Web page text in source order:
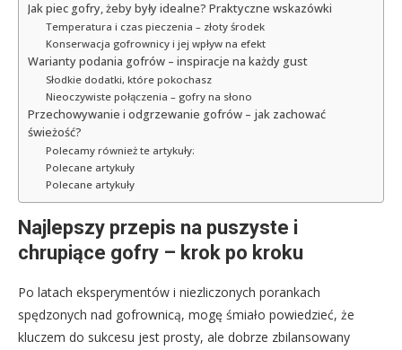
Jak piec gofry, żeby były idealne? Praktyczne wskazówki
Temperatura i czas pieczenia – złoty środek
Konserwacja gofrownicy i jej wpływ na efekt
Warianty podania gofrów – inspiracje na każdy gust
Słodkie dodatki, które pokochasz
Nieoczywiste połączenia – gofry na słono
Przechowywanie i odgrzewanie gofrów – jak zachować
świeżość?
Polecamy również te artykuły:
Polecane artykuły
Polecane artykuły
Najlepszy przepis na puszyste i
chrupiące gofry – krok po kroku
Po latach eksperymentów i niezliczonych porankach
spędzonych nad gofrownicą, mogę śmiało powiedzieć, że
kluczem do sukcesu jest prosty, ale dobrze zbilansowany